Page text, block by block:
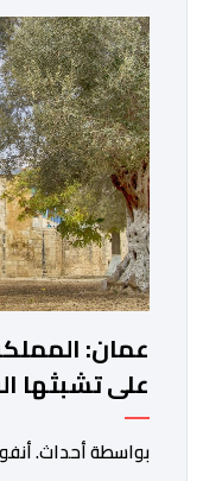
عمان:
على تشبثها
للحقوق
الشقيق
بواسطة أحداث.